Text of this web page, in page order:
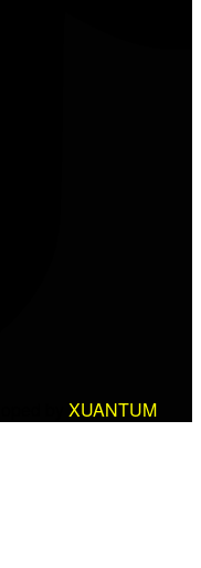
XUANTUM